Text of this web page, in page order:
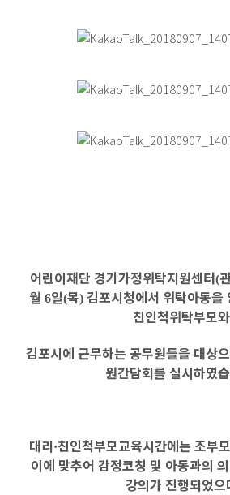
어린이재단 경기가정위탁지원센터(
월 6일(목) 김포시청에서 위탁아동을
친인척위탁부모와
김포시에 근무하는 공무원들을 대상
원간담회를 실시하였
대리·친인척부모교육시간에는 조부
이에 맞추어 감정코칭 및 아동과의
강의가 진행되었으